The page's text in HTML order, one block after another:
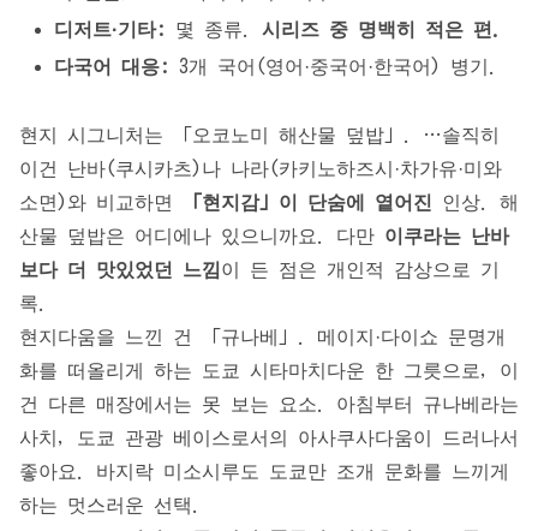
디저트·기타:
몇 종류. 시리즈 중 명백히 적은 편.
다국어 대응:
3개 국어(영어·중국어·한국어) 병기.
현지 시그니처는 「오코노미 해산물 덮밥」. …솔직히
이건 난바(쿠시카츠)나 나라(카키노하즈시·차가유·미와
소면)와 비교하면
「현지감」이 단숨에 옅어진
인상. 해
산물 덮밥은 어디에나 있으니까요. 다만 이쿠라는 난바
보다 더 맛있었던 느낌 이 든 점은 개인적 감상으로 기
록.
현지다움을 느낀 건 「규나베」. 메이지·다이쇼 문명개
화를 떠올리게 하는 도쿄 시타마치다운 한 그릇으로, 이
건 다른 매장에서는 못 보는 요소. 아침부터 규나베라는
사치, 도쿄 관광 베이스로서의 아사쿠사다움이 드러나서
좋아요. 바지락 미소시루도 도쿄만 조개 문화를 느끼게
하는 멋스러운 선택.